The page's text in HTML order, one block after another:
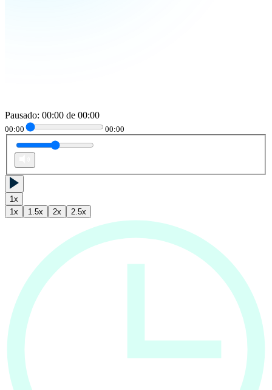
Pausado: 00:00 de 00:00
00:00 00:00
1x
1x 1.5x 2x 2.5x